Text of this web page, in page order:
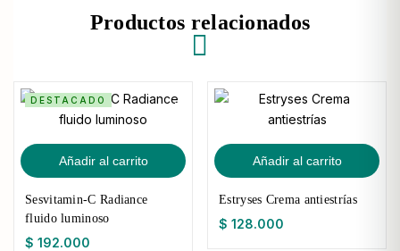
Productos relacionados
Añadir al carrito
DESTACADO
Sesvitamin-C Radiance
fluido luminoso
$ 192.000
Añadir al carrito
Estryses Crema antiestrías
$ 128.000